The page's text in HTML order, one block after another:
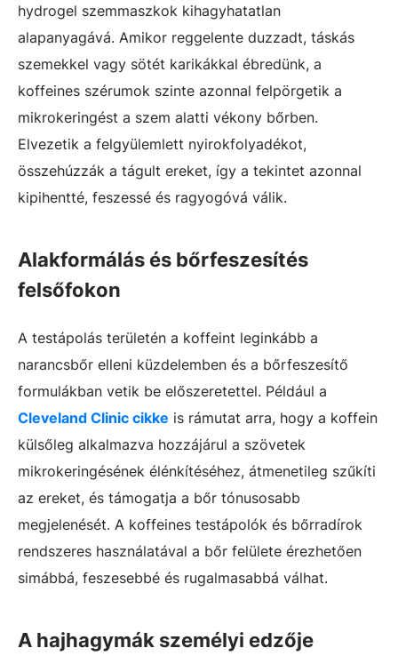
hydrogel szemmaszkok kihagyhatatlan
alapanyagává. Amikor reggelente duzzadt, táskás
szemekkel vagy sötét karikákkal ébredünk, a
koffeines szérumok szinte azonnal felpörgetik a
mikrokeringést a szem alatti vékony bőrben.
Elvezetik a felgyülemlett nyirokfolyadékot,
összehúzzák a tágult ereket, így a tekintet azonnal
kipihentté, feszessé és ragyogóvá válik.
Alakformálás és bőrfeszesítés
felsőfokon
A testápolás területén a koffeint leginkább a
narancsbőr elleni küzdelemben és a bőrfeszesítő
formulákban vetik be előszeretettel. Például a
Cleveland Clinic cikke is rámutat arra, hogy a koffein
külsőleg alkalmazva hozzájárul a szövetek
mikrokeringésének élénkítéséhez, átmenetileg szűkíti
az ereket, és támogatja a bőr tónusosabb
megjelenését. A koffeines testápolók és bőrradírok
rendszeres használatával a bőr felülete érezhetően
simábbá, feszesebbé és rugalmasabbá válhat.
A hajhagymák személyi edzője